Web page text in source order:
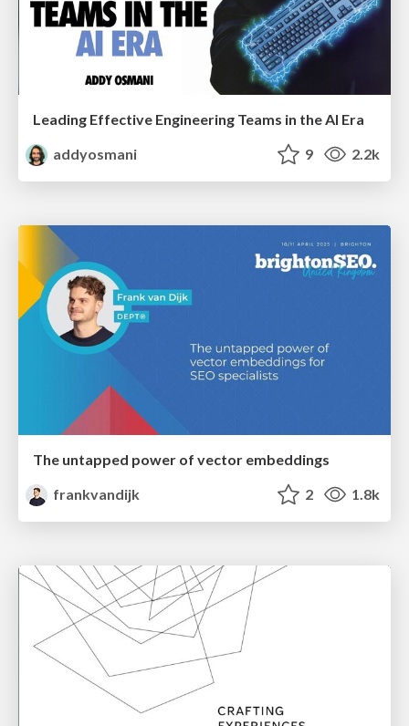
Leading Effective Engineering Teams in the AI Era
addyosmani
9 2.2k
The untapped power of vector embeddings
frankvandijk
2 1.8k